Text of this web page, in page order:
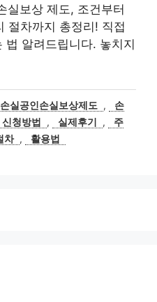
보상 제도, 조건부터
절차까지 총정리! 직접
법 알려드립니다. 놓치지
손실공인손실보상제도 ,
손
신청방법 , 실제후기 ,
주
차 , 활용법